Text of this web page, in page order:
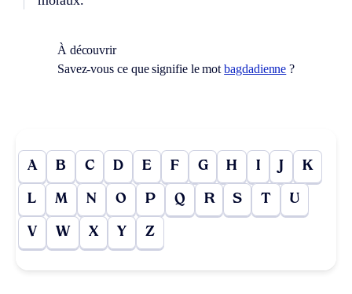
À découvrir
Savez-vous ce que signifie le motbagdadienne ?
A B C D E F G H I J K
L M N O P Q R S T U
V W X Y Z